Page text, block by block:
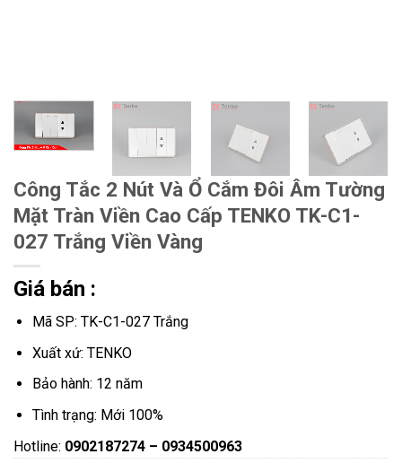
Công Tắc 2 Nút Và Ổ Cắm Đôi Âm Tường
Mặt Tràn Viền Cao Cấp TENKO TK-C1-
027 Trắng Viền Vàng
Giá bán :
Mã SP: TK-C1-027 Trắng
Xuất xứ: TENKO
Bảo hành: 12 năm
Tình trạng: Mới 100%
Hotline: 0902187274 – 0934500963